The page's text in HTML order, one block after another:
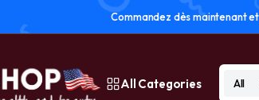
Commandez dès maintenant
All Categories All